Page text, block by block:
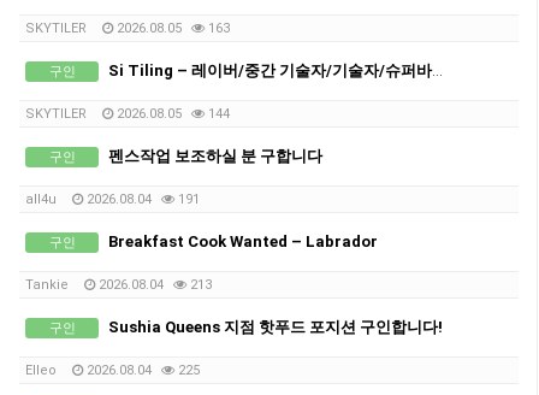
SKYTILER 2026.08.05 163
구인 Si Tiling – 레이버/중간 기술자/기술자/슈퍼바이져 모집합니다!
SKYTILER 2026.08.05 144
구인 펜스작업 보조하실 분 구합니다
all4u 2026.08.04 191
구인 Breakfast Cook Wanted – Labrador
Tankie 2026.08.04 213
구인 Sushia Queens 지점 핫푸드 포지션 구인합니다!
Elleo 2026.08.04 225